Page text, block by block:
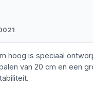
hoog is speciaal
van 20 cm en een